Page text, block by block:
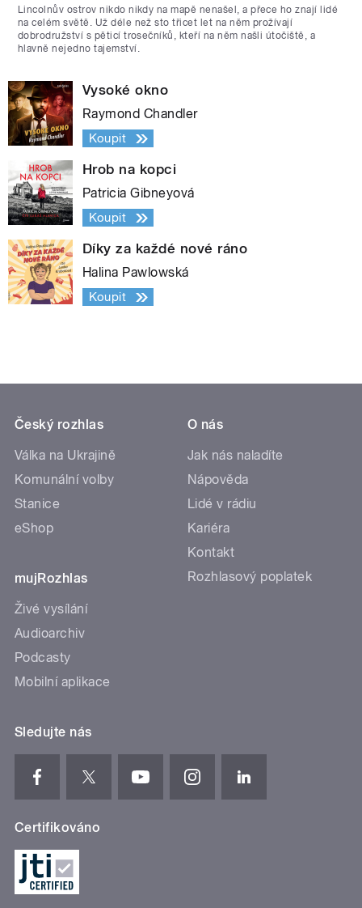
Lincolnův ostrov nikdo nikdy na mapě nenašel, a přece ho znají lidé
na celém světě. Už déle než sto třicet let na něm prožívají
dobrodružství s pěticí trosečníků, kteří na něm našli útočiště, a
hlavně nejedno tajemství.
Vysoké okno
Raymond Chandler
Koupit
Hrob na kopci
Patricia Gibneyová
Koupit
Díky za každé nové ráno
Halina Pawlowská
Koupit
Český rozhlas
Válka na Ukrajině
Komunální volby
Stanice
eShop
mujRozhlas
Živé vysílání
Audioarchiv
Podcasty
Mobilní aplikace
O nás
Jak nás naladíte
Nápověda
Lidé v rádiu
Kariéra
Kontakt
Rozhlasový poplatek
Sledujte nás
Certifikováno